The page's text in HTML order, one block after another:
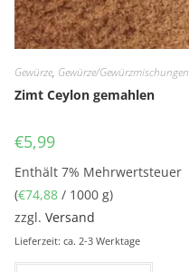
Gewürze, Gewürze/Gewürzmischungen
Zimt Ceylon gemahlen
€5,99
Enthält 7% Mehrwertsteuer
(€74,88 / 1000 g)
zzgl.Versand
Lieferzeit: ca. 2-3 Werktage